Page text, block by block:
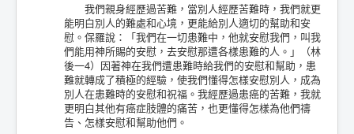
我們親身經歷過苦難，當別人經歷苦難時，我們就更
能明白別人的難處和心境，更能給別人適切的幫助和安
慰。保羅說：「我們在一切患難中，他就安慰我們，叫我
們能用神所賜的安慰，去安慰那遭各樣患難的人。」（林
後一4）因著神在我們遭患難時給我們的安慰和幫助，患
難就轉成了積極的經驗，使我們懂得怎樣安慰別人，成為
別人在患難時的安慰和祝福。我經歷過患癌的苦難，我就
更明白其他有癌症肢體的痛苦，也更懂得怎樣為他們禱
告、怎樣安慰和幫助他們。